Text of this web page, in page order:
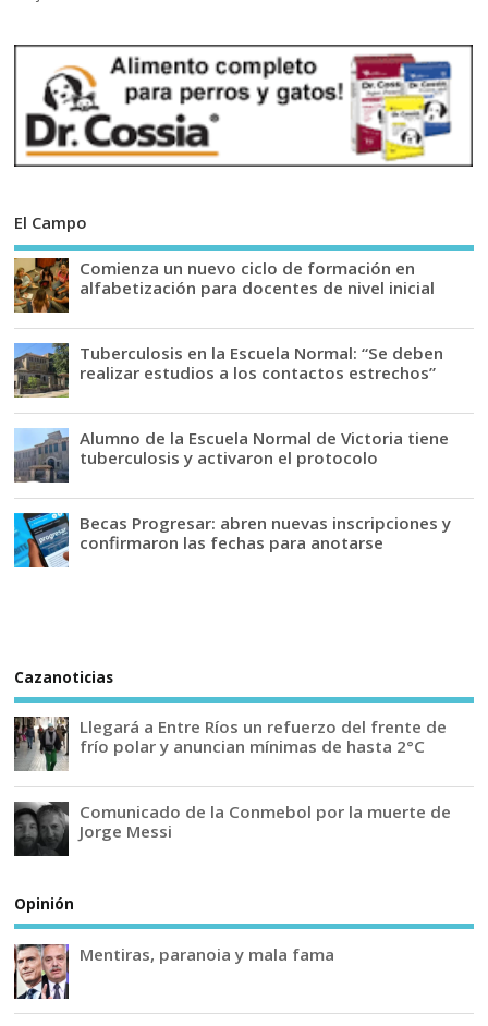
El Campo
Comienza un nuevo ciclo de formación en
alfabetización para docentes de nivel inicial
Tuberculosis en la Escuela Normal: “Se deben
realizar estudios a los contactos estrechos”
Alumno de la Escuela Normal de Victoria tiene
tuberculosis y activaron el protocolo
Becas Progresar: abren nuevas inscripciones y
confirmaron las fechas para anotarse
Cazanoticias
Llegará a Entre Ríos un refuerzo del frente de
frío polar y anuncian mínimas de hasta 2°C
Comunicado de la Conmebol por la muerte de
Jorge Messi
Opinión
Mentiras, paranoia y mala fama